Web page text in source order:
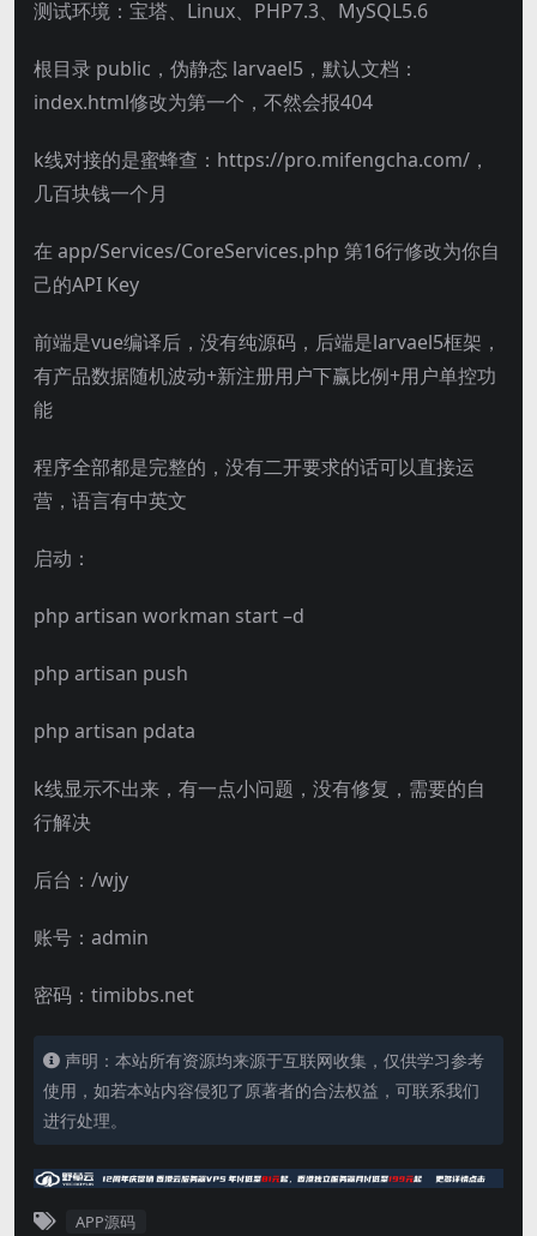
测试环境：宝塔、Linux、PHP7.3、MySQL5.6
根目录 public，伪静态 larvael5，默认文档：
index.html修改为第一个，不然会报404
k线对接的是蜜蜂查：https://pro.mifengcha.com/，
几百块钱一个月
在 app/Services/CoreServices.php 第16行修改为你自
己的API Key
前端是vue编译后，没有纯源码，后端是larvael5框架，
有产品数据随机波动+新注册用户下赢比例+用户单控功
能
程序全部都是完整的，没有二开要求的话可以直接运
营，语言有中英文
启动：
php artisan workman start –d
php artisan push
php artisan pdata
k线显示不出来，有一点小问题，没有修复，需要的自
行解决
后台：/wjy
账号：admin
密码：timibbs.net
声明：本站所有资源均来源于互联网收集，仅供学习参考
使用，如若本站内容侵犯了原著者的合法权益，可联系我们
进行处理。
APP源码